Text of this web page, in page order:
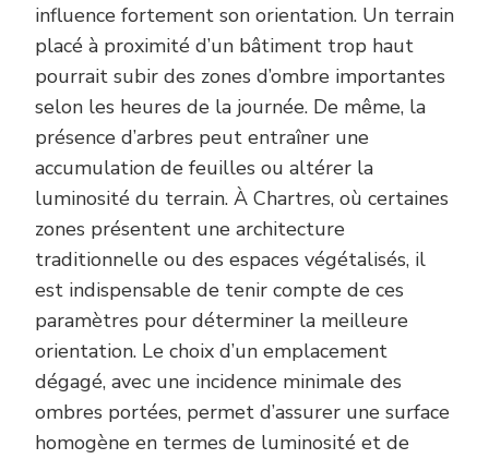
influence fortement son orientation. Un terrain
placé à proximité d’un bâtiment trop haut
pourrait subir des zones d’ombre importantes
selon les heures de la journée. De même, la
présence d’arbres peut entraîner une
accumulation de feuilles ou altérer la
luminosité du terrain. À Chartres, où certaines
zones présentent une architecture
traditionnelle ou des espaces végétalisés, il
est indispensable de tenir compte de ces
paramètres pour déterminer la meilleure
orientation. Le choix d’un emplacement
dégagé, avec une incidence minimale des
ombres portées, permet d’assurer une surface
homogène en termes de luminosité et de